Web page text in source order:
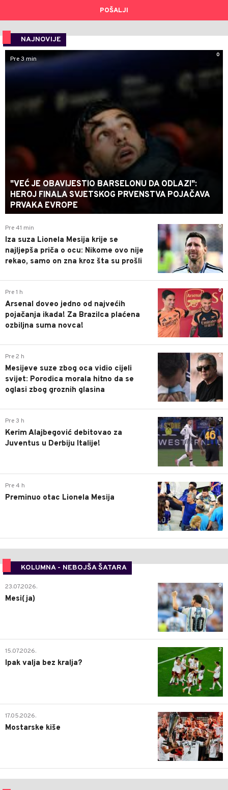
POŠALJI
NAJNOVIJE
0
Pre 3 min
"VEĆ JE OBAVIJESTIO BARSELONU DA ODLAZI":
HEROJ FINALA SVJETSKOG PRVENSTVA POJAČAVA
PRVAKA EVROPE
0
Pre 41 min
Iza suza Lionela Mesija krije se
najljepša priča o ocu: Nikome ovo nije
rekao, samo on zna kroz šta su prošli
0
Pre 1 h
Arsenal doveo jedno od najvećih
pojačanja ikada! Za Brazilca plaćena
ozbiljna suma novca!
0
Pre 2 h
Mesijeve suze zbog oca vidio cijeli
svijet: Porodica morala hitno da se
oglasi zbog groznih glasina
0
Pre 3 h
Kerim Alajbegović debitovao za
Juventus u Derbiju Italije!
0
Pre 4 h
Preminuo otac Lionela Mesija
KOLUMNA - NEBOJŠA ŠATARA
0
23.07.2026.
Mesi(ja)
2
15.07.2026.
Ipak valja bez kralja?
0
17.05.2026.
Mostarske kiše